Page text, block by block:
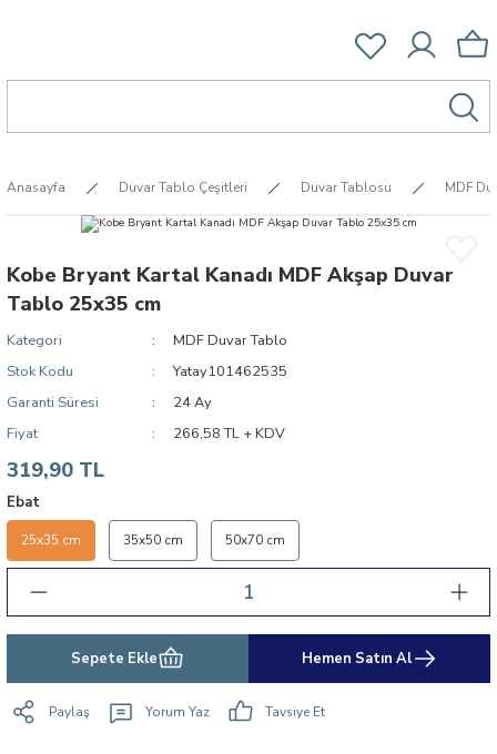
Anasayfa Duvar Tablo Çeşitleri Duvar Tablosu MDF
Kobe Bryant Kartal Kanadı MDF Akşap Duvar
Tablo 25x35 cm
Kategori
MDF Duvar Tablo
Stok Kodu
Yatay101462535
Garanti Süresi
24 Ay
Fiyat
266,58 TL + KDV
319,90 TL
Ebat
25x35 cm 35x50 cm 50x70 cm
Sepete Ekle Hemen Satın Al
Paylaş Yorum Yaz Tavsiye Et